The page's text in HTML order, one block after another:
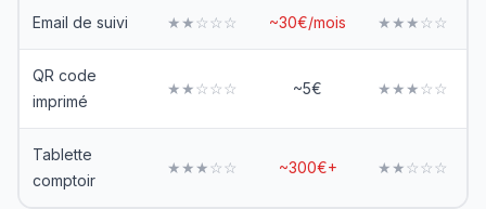
Email de suivi ★★☆☆☆ ~30€/mois ★★★☆☆
QR code
imprimé
★★☆☆☆ ~5€ ★★★☆☆
Tablette
comptoir
★★★☆☆ ~300€+ ★★☆☆☆